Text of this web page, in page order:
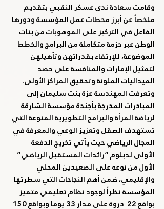
وقامت سعادة ندى عسكر النقبي بتقديم
ملخصاً عن أبرز محطات عمل المؤسسة ودورها
الفاعل في التركيز على الموهوبات من بنات
الوطن عبر حزمة متكاملة من البرامج والخطط
الموضوعة، للإرتقاء بقدراتهن وتأهيلهن
لتمثيل الإمارات والمنافسة على حصد
الميداليات الملونة وتحقيق المراكز الأولى.
وتعرفت المهندسة عزة بنت سليمان إلى
المبادرات المدرجة بأجندة مؤسسة الشارقة
لرياضة المرأة والبرامج التطويرية المنوعة التي
تستهدف الصقل وتعزيز الوعي والمعرفة في
المجال الرياضي حيث يأتي تخريج الدفعة
الأولى لدبلوم “رائدات المستقبل الرياضي”
الأول من نوعه على الصعيدين المحلي
والإقليمي، ضمن أهم النجاحات التي سطرتها
المؤسسة نظراً لوجود نظام تعليمي متميز